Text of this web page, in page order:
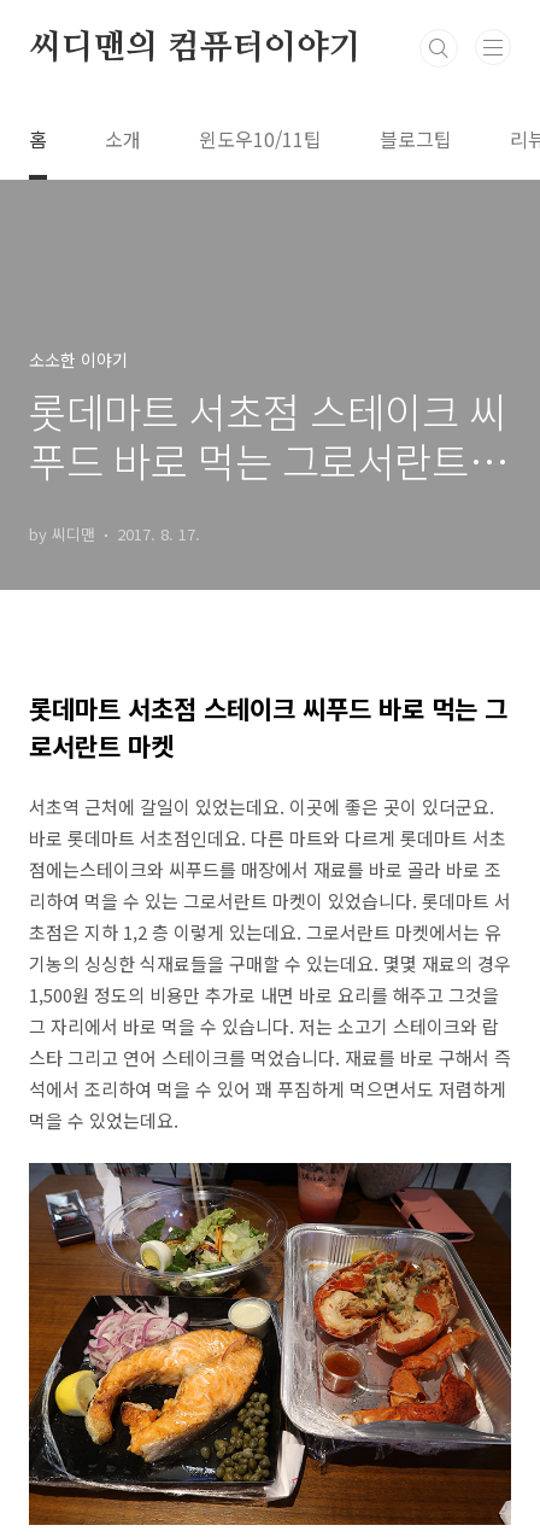
씨디맨의 컴퓨터이야기
홈 소개 윈도우10/11팁 블로그팁 리
소소한 이야기
롯데마트 서초점 스테이크 씨
푸드 바로 먹는 그로서란트
by 씨디맨 2017. 8. 17.
롯데마트 서초점 스테이크 씨푸드 바로 먹는 그
로서란트 마켓
서초역 근처에 갈일이 있었는데요. 이곳에 좋은 곳이 있더군요.
바로 롯데마트 서초점인데요. 다른 마트와 다르게 롯데마트 서초
점에는스테이크와 씨푸드를 매장에서 재료를 바로 골라 바로 조
리하여 먹을 수 있는 그로서란트 마켓이 있었습니다. 롯데마트 서
초점은 지하 1,2 층 이렇게 있는데요. 그로서란트 마켓에서는 유
기농의 싱싱한 식재료들을 구매할 수 있는데요. 몇몇 재료의 경우
1,500원 정도의 비용만 추가로 내면 바로 요리를 해주고 그것을
그 자리에서 바로 먹을 수 있습니다. 저는 소고기 스테이크와 랍
스타 그리고 연어 스테이크를 먹었습니다. 재료를 바로 구해서 즉
석에서 조리하여 먹을 수 있어 꽤 푸짐하게 먹으면서도 저렴하게
먹을 수 있었는데요.